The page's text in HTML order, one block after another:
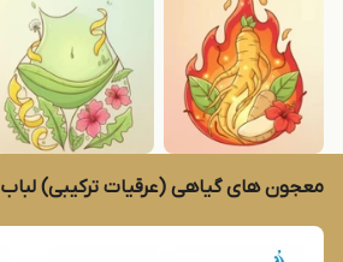
معجون های گیاهی (عرقیات ترکیبی) لباب